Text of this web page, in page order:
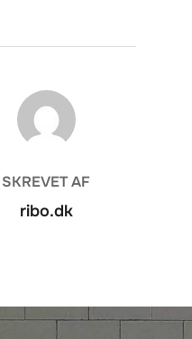
FORFATTER
SKREVET AF
ribo.dk